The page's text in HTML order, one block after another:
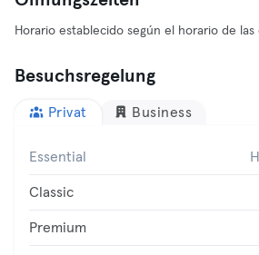
Horario establecido según el horario de las
Besuchsregelung
Privat Business
Essential
Classic
Premium